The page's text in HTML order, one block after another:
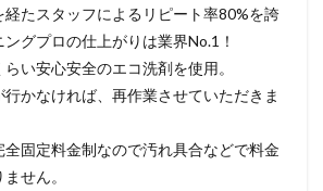
経たスタッフによるリピート率80%を誇
グプロの仕上がりは業界No.1！
らい安心安全のエコ洗剤を使用。
行かなければ、再作業させていただきま
全固定料金制なので汚れ具合などで料金
せん。